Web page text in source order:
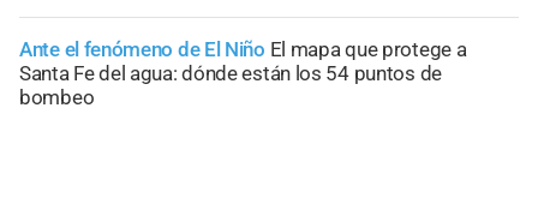
Ante el fenómeno de El Niño El mapa que protege a
Santa Fe del agua: dónde están los 54 puntos de
bombeo